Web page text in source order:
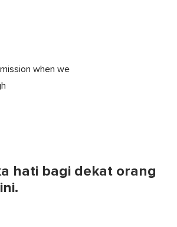
when we
hati bagi dekat orang